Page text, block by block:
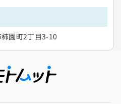
園町2丁目3-10